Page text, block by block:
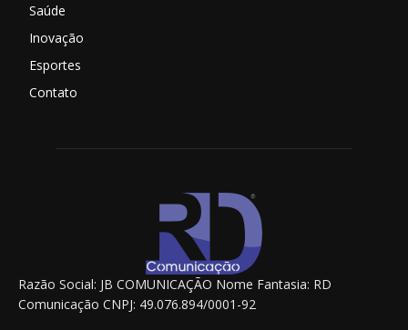
Saúde
Inovação
Esportes
Contato
Razão Social: JB COMUNICAÇÃO Nome Fantasia: RD
Comunicação CNPJ: 49.076.894/0001-92